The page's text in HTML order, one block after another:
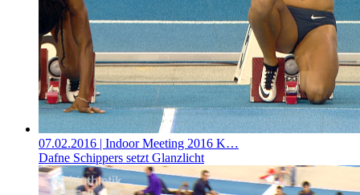
07.02.2016 | Indoor Meeting 2016 K…
Dafne Schippers setzt Glanzlicht